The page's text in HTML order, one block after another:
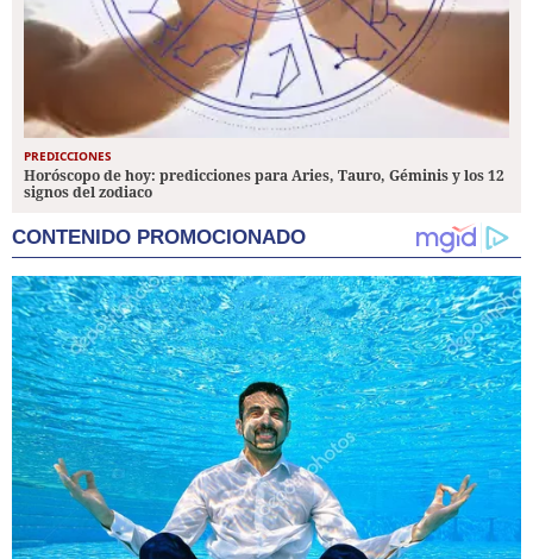
PREDICCIONES
Horóscopo de hoy: predicciones para Aries, Tauro, Géminis y los 12
signos del zodiaco
CONTENIDO PROMOCIONADO